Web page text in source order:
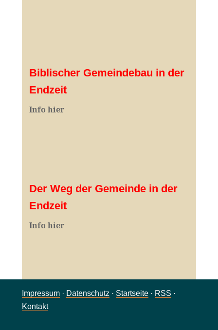
Biblischer Gemeindebau in der
Endzeit
Info hier
Der Weg der Gemeinde in der
Endzeit
Info hier
Impressum· Datenschutz · Startseite· RSS ·
Kontakt